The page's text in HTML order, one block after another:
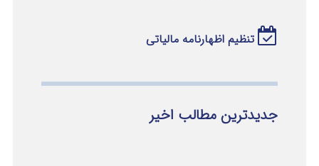
تنظیم اظهارنامه مالیاتی
جدیدترین مطالب اخیر